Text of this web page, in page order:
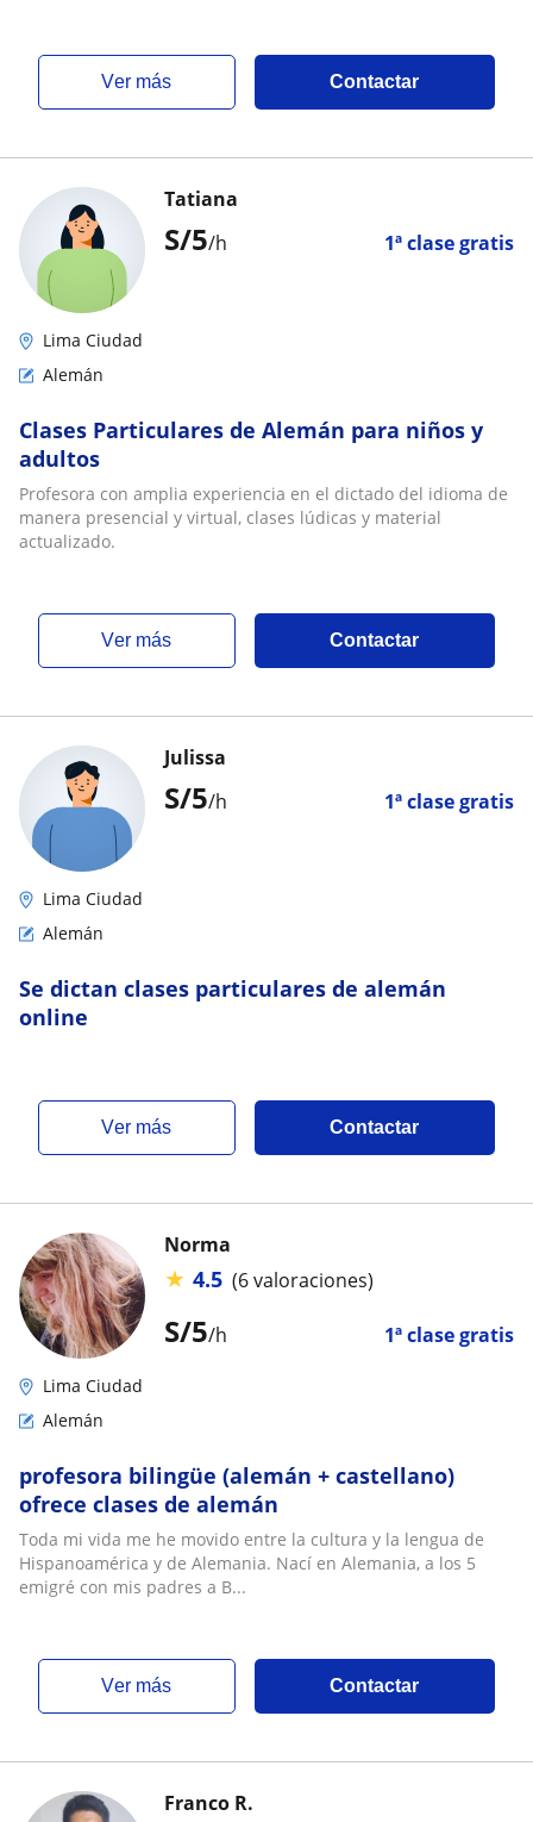
ver más Contactar
S/5/h 1ª clase gratis
Tatiana
Lima Ciudad
Alemán
Clases Particulares de Alemán para niños y
adultos
Profesora con amplia experiencia en el dictado del idioma de
manera presencial y virtual, clases lúdicas y material
actualizado.
ver más Contactar
S/5/h 1ª clase gratis
Julissa
Lima Ciudad
Alemán
Se dictan clases particulares de alemán
online
ver más Contactar
S/5/h 1ª clase gratis
Norma
★ 4.5 (6 valoraciones)
Lima Ciudad
Alemán
profesora bilingüe (alemán + castellano)
ofrece clases de alemán
Toda mi vida me he movido entre la cultura y la lengua de
Hispanoamérica y de Alemania. Nací en Alemania, a los 5
emigré con mis padres a B...
ver más Contactar
Franco R.